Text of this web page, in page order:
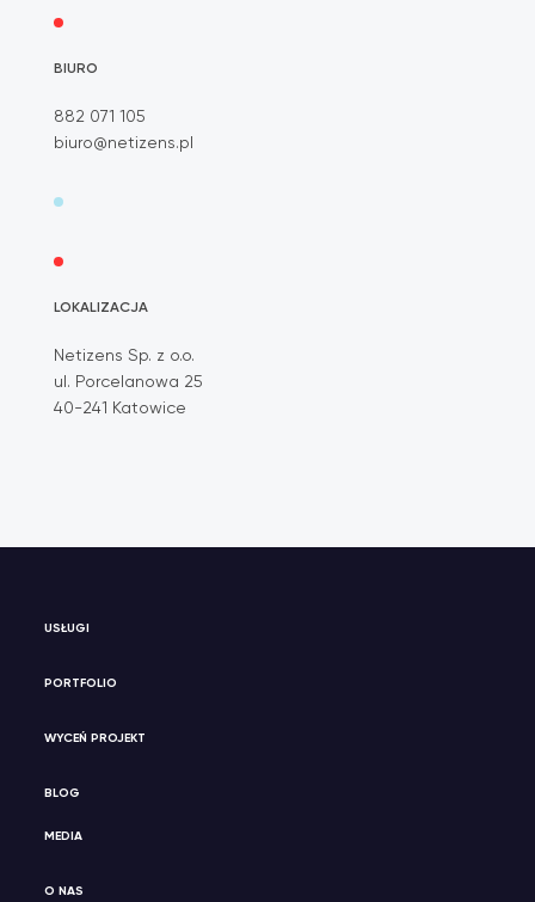
BIURO
882 071 105
biuro@netizens.pl
LOKALIZACJA
Netizens Sp. z o.o.
ul. Porcelanowa 25
40-241 Katowice
USŁUGI
PORTFOLIO
WYCEŃ PROJEKT
BLOG
MEDIA
O NAS